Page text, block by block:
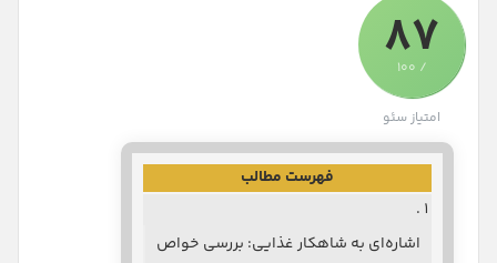
87
/ 100
امتیاز سئو
فهرست مطالب
اشاره‌ای به شاهکار غذایی: بررسی خواص